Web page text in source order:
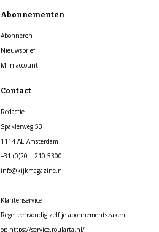
Abonnementen
Abonneren
Nieuwsbrief
Mijn account
Contact
Redactie
Spaklerweg 53
1114 AE Amsterdam
+31 (0)20 – 210 5300
info@kijkmagazine.nl
Klantenservice
Regel eenvoudig zelf je abonnementszaken
op https://service.roularta.nl/